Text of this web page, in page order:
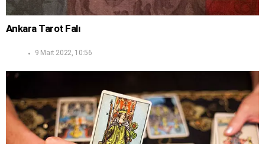
Ankara Tarot Falı
9 Mart 2022, 10:56